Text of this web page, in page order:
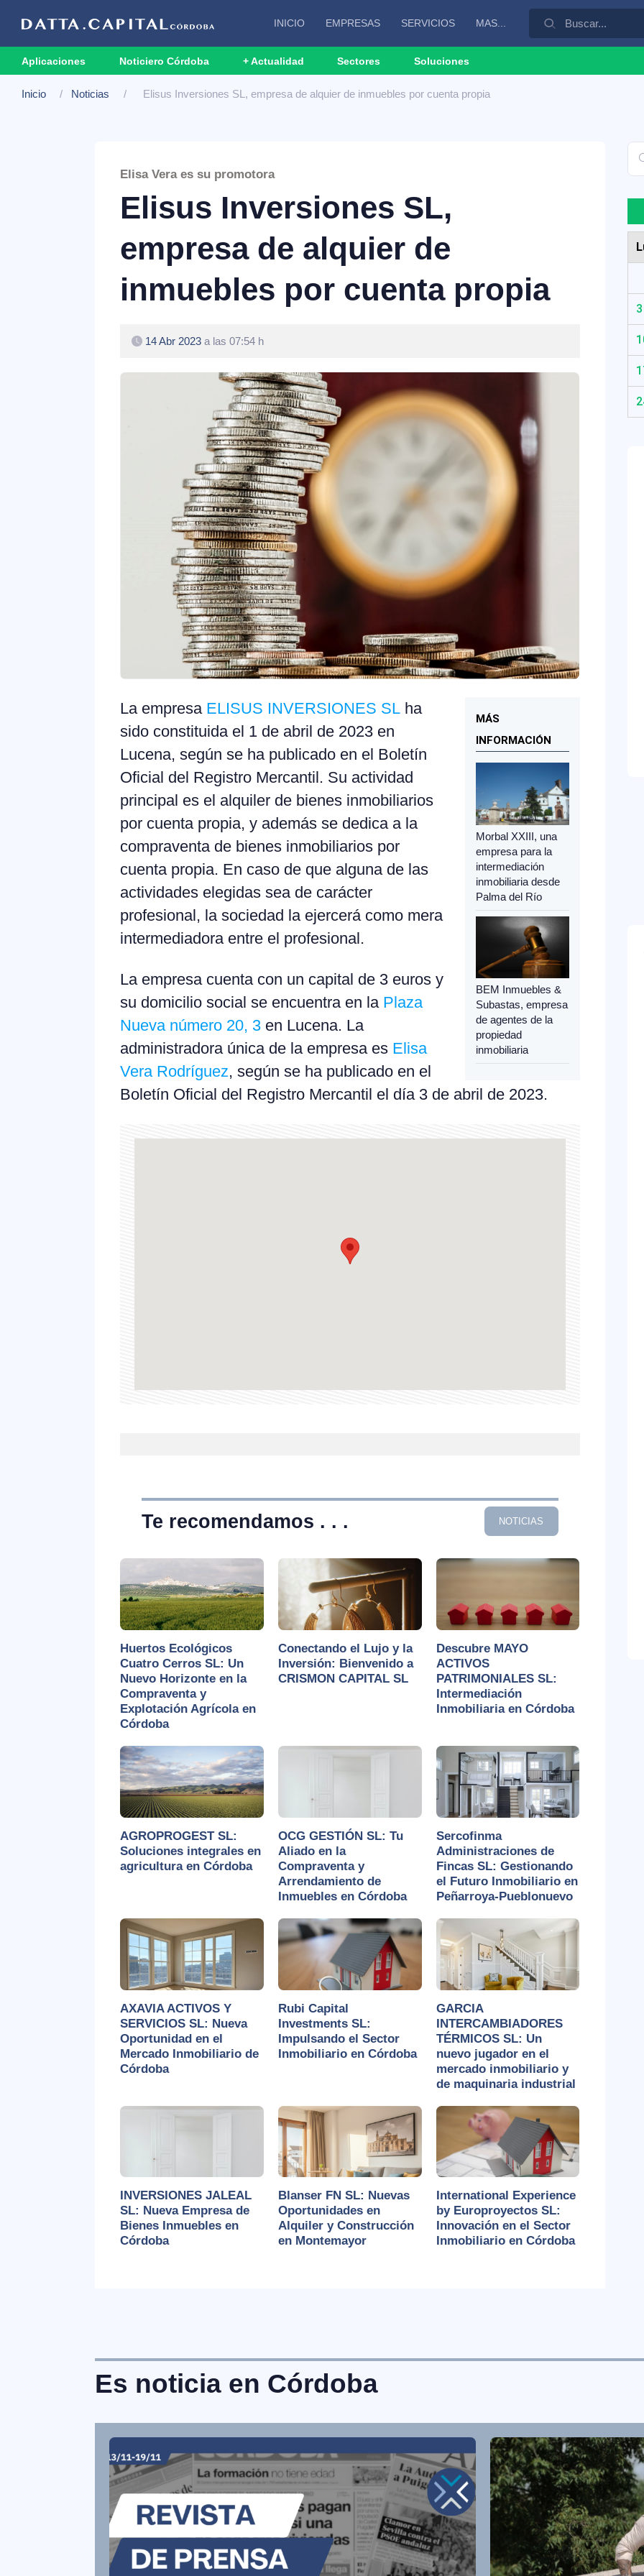
INICIO EMPRESAS SERVICIOS MAS...
Aplicaciones Noticiero Córdoba + Actualidad Sectores Soluciones
Inicio Noticias Elisus Inversiones SL, empresa de alquier de inmuebles por cuenta propia
Elisa Vera es su promotora
Elisus Inversiones SL,
empresa de alquier de
inmuebles por cuenta propia
14 Abr 2023a las 07:54 h
MÁS
INFORMACIÓN
Morbal XXIII, una
empresa para la
intermediación
inmobiliaria desde
Palma del Río
BEM Inmuebles &
Subastas, empresa
de agentes de la
propiedad
inmobiliaria
La empresa ELISUS INVERSIONES SL ha
sido constituida el 1 de abril de 2023 en
Lucena, según se ha publicado en el Boletín
Oficial del Registro Mercantil. Su actividad
principal es el alquiler de bienes inmobiliarios
por cuenta propia, y además se dedica a la
compraventa de bienes inmobiliarios por
cuenta propia. En caso de que alguna de las
actividades elegidas sea de carácter
profesional, la sociedad la ejercerá como mera
intermediadora entre el profesional.
La empresa cuenta con un capital de 3 euros y
su domicilio social se encuentra en la Plaza
Nueva número 20, 3 en Lucena. La
administradora única de la empresa es Elisa
Vera Rodríguez, según se ha publicado en el
Boletín Oficial del Registro Mercantil el día 3 de abril de 2023.
Te recomendamos . . . NOTICIAS
Huertos Ecológicos
Cuatro Cerros SL: Un
Nuevo Horizonte en la
Compraventa y
Explotación Agrícola en
Córdoba
Conectando el Lujo y la
Inversión: Bienvenido a
CRISMON CAPITAL SL
Descubre MAYO
ACTIVOS
PATRIMONIALES SL:
Intermediación
Inmobiliaria en Córdoba
AGROPROGEST SL:
Soluciones integrales en
agricultura en Córdoba
OCG GESTIÓN SL: Tu
Aliado en la
Compraventa y
Arrendamiento de
Inmuebles en Córdoba
Sercofinma
Administraciones de
Fincas SL: Gestionando
el Futuro Inmobiliario en
Peñarroya-Pueblonuevo
AXAVIA ACTIVOS Y
SERVICIOS SL: Nueva
Oportunidad en el
Mercado Inmobiliario de
Córdoba
Rubi Capital
Investments SL:
Impulsando el Sector
Inmobiliario en Córdoba
GARCIA
INTERCAMBIADORES
TÉRMICOS SL: Un
nuevo jugador en el
mercado inmobiliario y
de maquinaria industrial
INVERSIONES JALEAL
SL: Nueva Empresa de
Bienes Inmuebles en
Córdoba
Blanser FN SL: Nuevas
Oportunidades en
Alquiler y Construcción
en Montemayor
International Experience
by Europroyectos SL:
Innovación en el Sector
Inmobiliario en Córdoba
3
Es noticia en Córdoba